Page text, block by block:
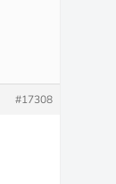
#17308